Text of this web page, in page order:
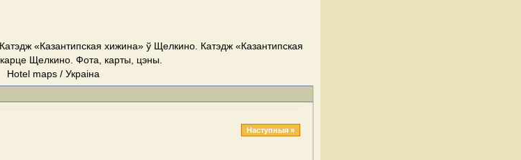
«Казантипская хижина» ў Щелкино. Катэдж «Казантипская
Щелкино. Фота, карты, цэны.
Hotel maps / Украіна
Наступныя »